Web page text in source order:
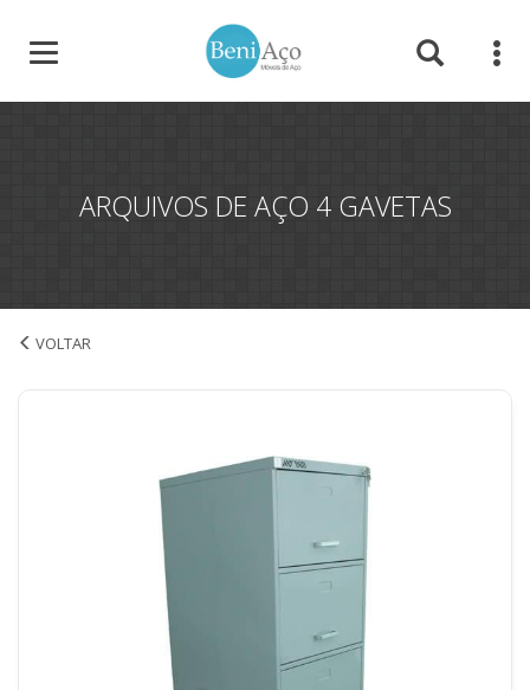
ARQUIVOS DE AÇO 4 GAVETAS
Arquivos de Aço 4 Gavetas